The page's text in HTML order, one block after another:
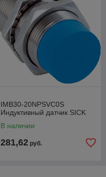
IMB30-20NPSVC0S
Индуктивный датчик SICK
В наличии
281,62 руб.